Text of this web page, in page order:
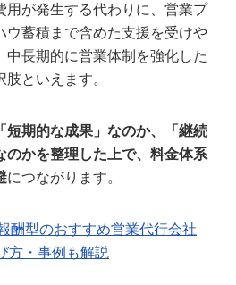
用が発生する代わりに、営業プ
ウ蓄積まで含めた支援を受けや
中長期的に営業体制を強化した
といえます。
短期的な成果」なのか、「継続
のかを整理した上で、料金体系
につながります。
酬型のおすすめ営業代行会社
方・事例も解説